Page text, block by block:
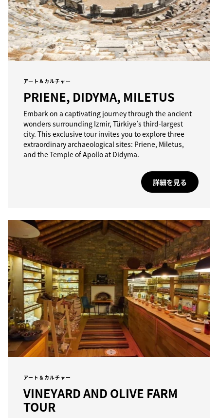
アート＆カルチャー
PRIENE, DIDYMA, MILETUS
Embark on a captivating journey through the ancient
wonders surrounding Izmir, Türkiye’s third-largest
city. This exclusive tour invites you to explore three
extraordinary archaeological sites: Priene, Miletus,
and the Temple of Apollo at Didyma.
詳細を見る
アート＆カルチャー
VINEYARD AND OLIVE FARM
TOUR